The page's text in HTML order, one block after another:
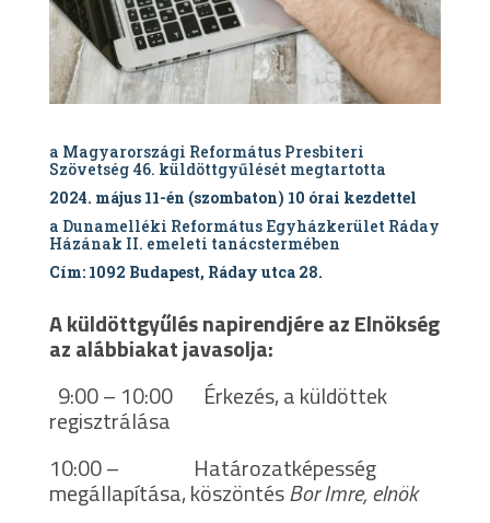
a Magyarországi Református Presbiteri
Szövetség 46. küldöttgyűlését megtartotta
2024. május 11-én (szombaton) 10 órai kezdettel
a Dunamelléki Református Egyházkerület Ráday
Házának II. emeleti tanácstermében
Cím: 1092 Budapest, Ráday utca 28.
A küldöttgyűlés napirendjére az Elnökség
az alábbiakat javasolja:
9:00 – 10:00 Érkezés, a küldöttek
regisztrálása
10:00 – Határozatképesség
megállapítása, köszöntésBor Imre, elnök